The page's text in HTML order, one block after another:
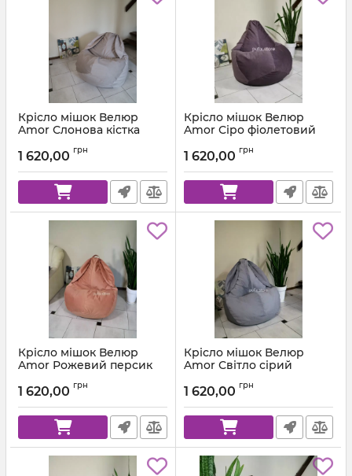
Крісло мішок Велюр
Amor Слонова кістка
1 620,00 грн
Крісло мішок Велюр
Amor Сіро фіолетовий
1 620,00 грн
Крісло мішок Велюр
Amor Рожевий персик
1 620,00 грн
Крісло мішок Велюр
Amor Світло сірий
1 620,00 грн